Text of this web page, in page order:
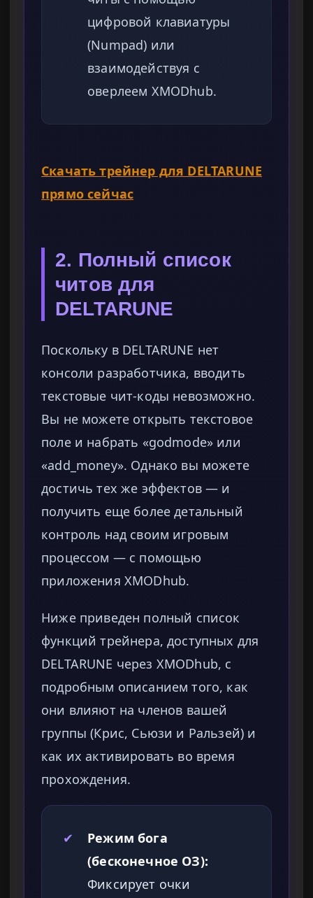
цифровой клавиатуры
(Numpad) или
взаимодействуя с
оверлеем XMODhub.
Скачатьтрейнер для DELTARUNE
прямо сейчас
2. Полный список
читов для
DELTARUNE
Поскольку в DELTARUNE нет
консоли разработчика, вводить
текстовые чит-коды невозможно.
Вы не можете открыть текстовое
поле и набрать «godmode» или
«add_money». Однако вы можете
достичь тех же эффектов — и
получить еще более детальный
контроль над своим игровым
процессом — с помощью
приложения XMODhub.
Ниже приведен полный список
функций трейнера, доступных для
DELTARUNE через XMODhub, с
подробным описанием того, как
они влияют на членов вашей
группы (Крис, Сьюзи и Ральзей) и
как их активировать во время
прохождения.
✔
Режим бога
(бесконечное ОЗ):
Фиксирует очки